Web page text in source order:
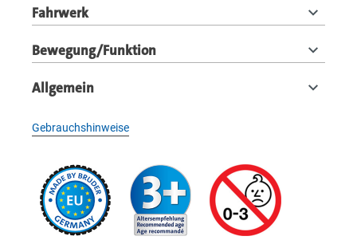
Fahrwerk
Bewegung/Funktion
Allgemein
Gebrauchshinweise